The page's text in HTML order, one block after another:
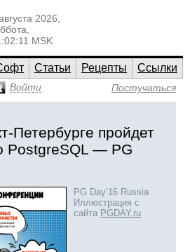
2026,
MSK
Статьи Рецепты
Ссылки
Войти Постучаться
Петербурге пройдет
PostgreSQL — PG
PG Day’16 Russia
Иллюстрация с
сайта PGDAY.ru